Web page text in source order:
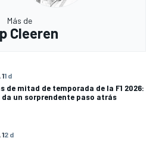
Más de
Cleeren
1 d
de mitad de temporada de la F1 2026:
un sorprendente paso atrás
2 d